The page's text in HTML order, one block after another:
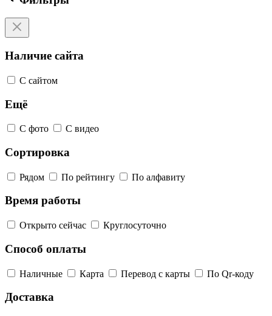
Наличие сайта
С сайтом
Ещё
С фото С видео
Сортировка
Рядом По рейтингу По алфавиту
Время работы
Открыто сейчас Круглосуточно
Способ оплаты
Наличные Карта Перевод с карты По Qr-коду
Доставка